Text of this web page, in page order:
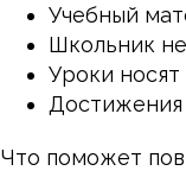
Учебный
Школьник
Уроки
Достижения
Что поможет